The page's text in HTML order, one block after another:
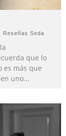
Reseñas Seda
que lo
es más que
uno...